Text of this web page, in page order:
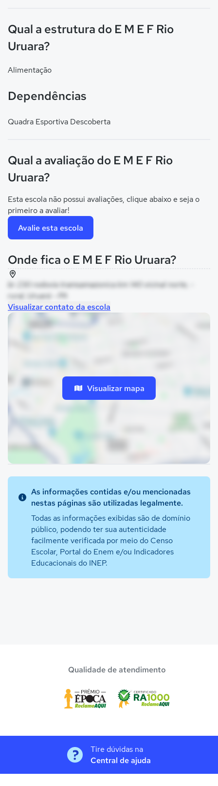
Qual a estrutura do E M E F Rio
Uruara?
Alimentação
Dependências
Quadra Esportiva Descoberta
Qual a avaliação do E M E F Rio
Uruara?
Esta escola não possui avaliações, clique abaixo e seja o
primeiro a avaliar!
Avalie esta escola
Onde fica o E M E F Rio Uruara?
br 230 rodovia tramsamazonica km 140 vicinal norte, -
rural, Uruará - PA
Visualizar contato da escola
Visualizar mapa
As informações contidas e/ou mencionadas
nestas páginas são utilizadas legalmente.
Todas as informações exibidas são de domínio
público, podendo ter sua autenticidade
facilmente verificada por meio do Censo
Escolar, Portal do Enem e/ou Indicadores
Educacionais do INEP.
Qualidade de atendimento
Tire dúvidas na
Central de ajuda